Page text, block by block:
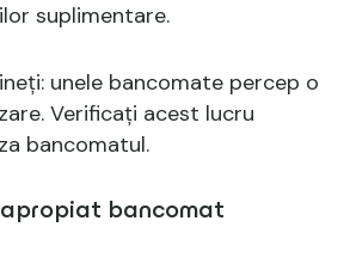
suplimentare.
unele bancomate percep o
Verificați acest lucru
bancomatul.
bancomat